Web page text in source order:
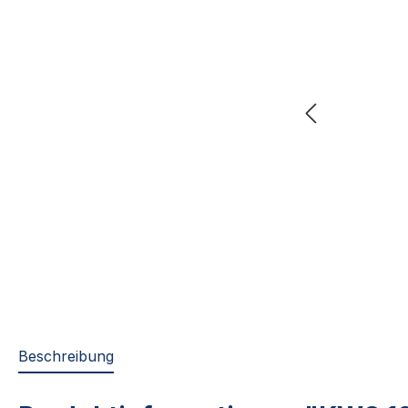
Beschreibung